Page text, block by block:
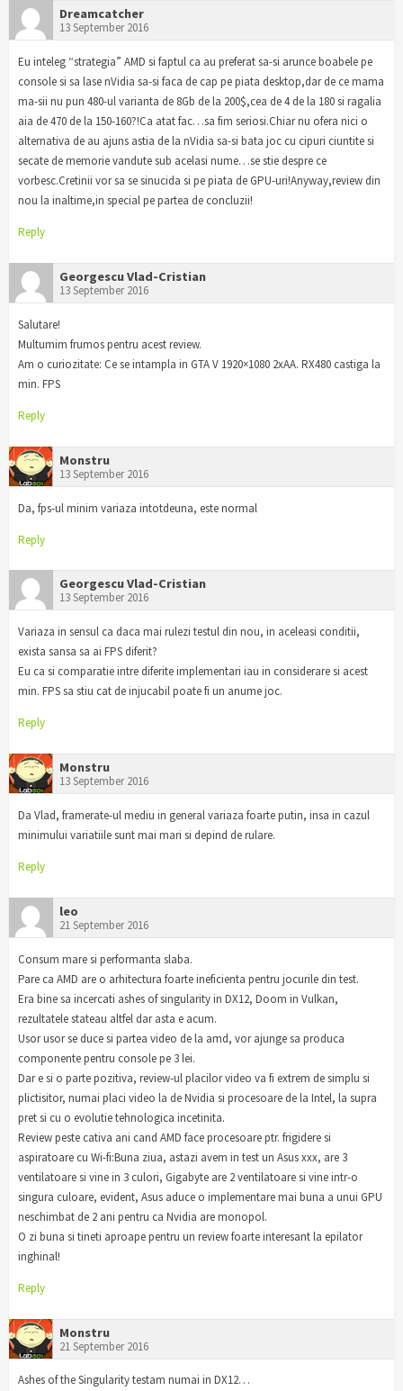
Dreamcatcher
13 September 2016
Eu inteleg “strategia” AMD si faptul ca au preferat sa-si arunce boabele pe
console si sa lase nVidia sa-si faca de cap pe piata desktop,dar de ce mama
ma-sii nu pun 480-ul varianta de 8Gb de la 200$,cea de 4 de la 180 si ragalia
aia de 470 de la 150-160?!Ca atat fac…sa fim seriosi.Chiar nu ofera nici o
alternativa de au ajuns astia de la nVidia sa-si bata joc cu cipuri ciuntite si
secate de memorie vandute sub acelasi nume…se stie despre ce
vorbesc.Cretinii vor sa se sinucida si pe piata de GPU-uri!Anyway,review din
nou la inaltime,in special pe partea de concluzii!
Reply
Georgescu Vlad-Cristian
13 September 2016
Salutare!
Multumim frumos pentru acest review.
Am o curiozitate: Ce se intampla in GTA V 1920×1080 2xAA. RX480 castiga la
min. FPS
Reply
Monstru
13 September 2016
Da, fps-ul minim variaza intotdeuna, este normal
Reply
Georgescu Vlad-Cristian
13 September 2016
Variaza in sensul ca daca mai rulezi testul din nou, in aceleasi conditii,
exista sansa sa ai FPS diferit?
Eu ca si comparatie intre diferite implementari iau in considerare si acest
min. FPS sa stiu cat de injucabil poate fi un anume joc.
Reply
Monstru
13 September 2016
Da Vlad, framerate-ul mediu in general variaza foarte putin, insa in cazul
minimului variatiile sunt mai mari si depind de rulare.
Reply
leo
21 September 2016
Consum mare si performanta slaba.
Pare ca AMD are o arhitectura foarte ineficienta pentru jocurile din test.
Era bine sa incercati ashes of singularity in DX12, Doom in Vulkan,
rezultatele stateau altfel dar asta e acum.
Usor usor se duce si partea video de la amd, vor ajunge sa produca
componente pentru console pe 3 lei.
Dar e si o parte pozitiva, review-ul placilor video va fi extrem de simplu si
plictisitor, numai placi video la de Nvidia si procesoare de la Intel, la supra
pret si cu o evolutie tehnologica incetinita.
Review peste cativa ani cand AMD face procesoare ptr. frigidere si
aspiratoare cu Wi-fi:Buna ziua, astazi avem in test un Asus xxx, are 3
ventilatoare si vine in 3 culori, Gigabyte are 2 ventilatoare si vine intr-o
singura culoare, evident, Asus aduce o implementare mai buna a unui GPU
neschimbat de 2 ani pentru ca Nvidia are monopol.
O zi buna si tineti aproape pentru un review foarte interesant la epilator
inghinal!
Reply
Monstru
21 September 2016
Ashes of the Singularity testam numai in DX12…